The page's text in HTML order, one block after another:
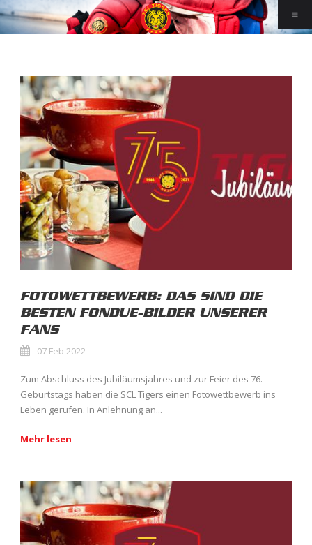
FOTOWETTBEWERB: DAS SIND DIE
BESTEN FONDUE-BILDER UNSERER
FANS
07 Feb 2022
Zum Abschluss des Jubiläumsjahres und zur Feier des 76.
Geburtstags haben die SCL Tigers einen Fotowettbewerb ins
Leben gerufen. In Anlehnung an...
Mehr lesen